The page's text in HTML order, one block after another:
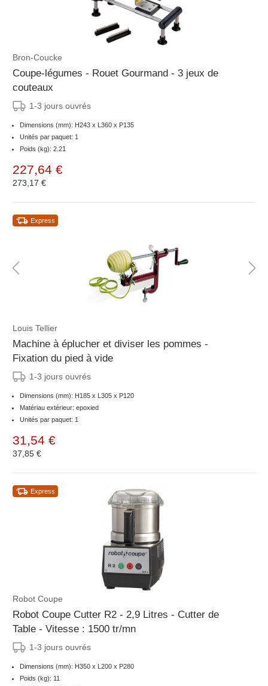
Bron-Coucke
Coupe-légumes - Rouet Gourmand - 3 jeux de
couteaux
1-3 jours ouvrés
Dimensions (mm): H243 x L360 x P135
Unités par paquet: 1
Poids (kg): 2.21
227,64 €
273,17 €
Express
Louis Tellier
Machine à éplucher et diviser les pommes -
Fixation du pied à vide
1-3 jours ouvrés
Dimensions (mm): H185 x L305 x P120
Matériau extérieur: epoxied
Unités par paquet: 1
31,54 €
37,85 €
Express
Robot Coupe
Robot Coupe Cutter R2 - 2,9 Litres - Cutter de
Table - Vitesse : 1500 tr/mn
1-3 jours ouvrés
Dimensions (mm): H350 x L200 x P280
Poids (kg): 11